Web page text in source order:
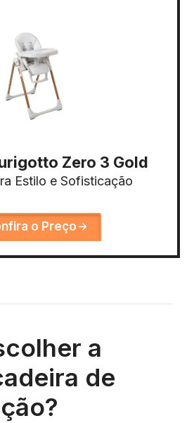
Zero 3 Gold
Estilo e Sofisticação
o Preço
a
de